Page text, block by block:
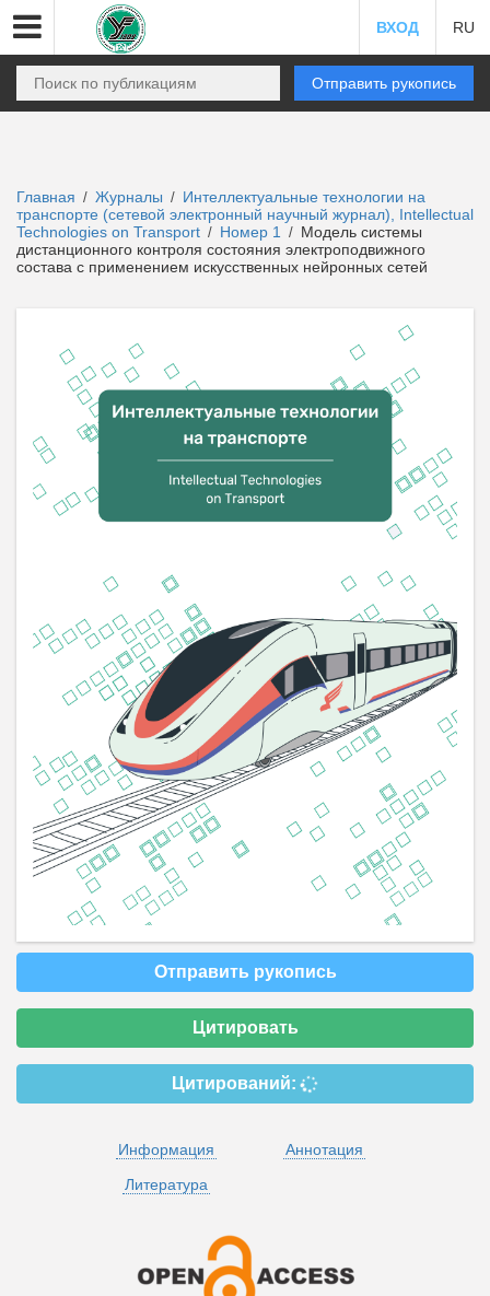
ВХОД RU
Отправить рукопись
Главная / Журналы / Интеллектуальные технологии на
транспорте (сетевой электронный научный журнал), Intellectual
Technologies on Transport / Номер 1 / Модель системы
дистанционного контроля состояния электроподвижного
состава с применением искусственных нейронных сетей
Отправить рукопись
Цитировать
Цитирований:
Информация
Аннотация
Литература